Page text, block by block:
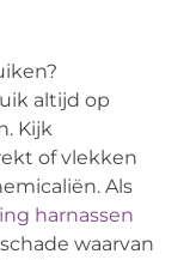
altijd op
Kijk
of vlekken
Als
harnassen
waarvan